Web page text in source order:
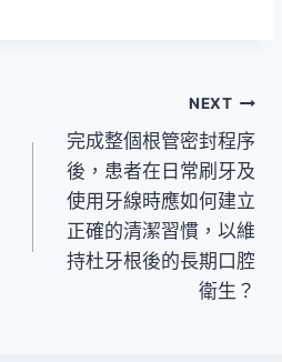
NEXT
完成整個根管密封程序
後，患者在日常刷牙及
使用牙線時應如何建立
正確的清潔習慣，以維
持杜牙根後的長期口腔
衛生？